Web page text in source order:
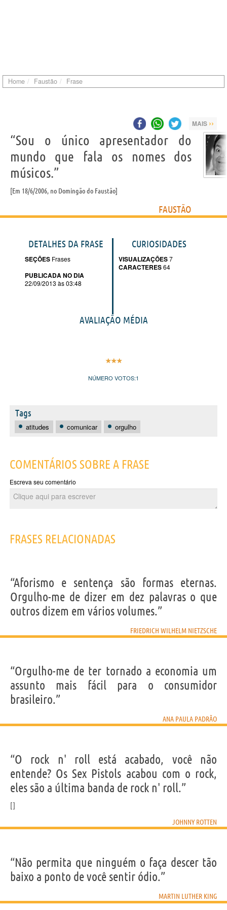
Home Faustão Frase
MAIS ››
“Sou o único apresentador do
mundo que fala os nomes dos
músicos.”
Em 18/6/2006, no Domingão do Faustão
FAUSTÃO
DETALHES DA FRASE
SEÇÕES Frases
PUBLICADA NO DIA
22/09/2013 às 03:48
CURIOSIDADES
VISUALIZAÇÕES7
CARACTERES64
AVALIAÇÃO MÉDIA
NÚMERO VOTOS:1
Tags
atitudes comunicar orgulho
COMENTÁRIOS SOBRE A FRASE
Escreva seu comentário
FRASES RELACIONADAS
“Aforismo e sentença são formas eternas.
Orgulho-me de dizer em dez palavras o que
outros dizem em vários volumes.”
FRIEDRICH WILHELM NIETZSCHE
“Orgulho-me de ter tornado a economia um
assunto mais fácil para o consumidor
brasileiro.”
ANA PAULA PADRÃO
“O rock n' roll está acabado, você não
entende? Os Sex Pistols acabou com o rock,
eles são a última banda de rock n' roll.”
JOHNNY ROTTEN
“Não permita que ninguém o faça descer tão
baixo a ponto de você sentir ódio.”
MARTIN LUTHER KING